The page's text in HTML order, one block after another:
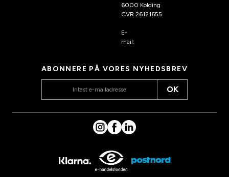
6000 Kolding
CVR 26121655
E-
mail:
ABONNERE PÅ VORES NYHEDSBREV
OK